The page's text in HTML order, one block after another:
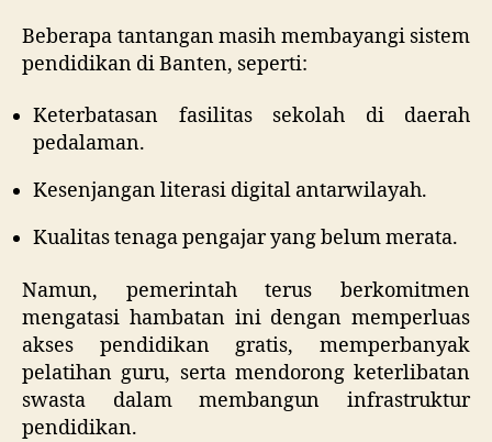
Beberapa tantangan masih membayangi sistem
pendidikan di Banten, seperti:
Keterbatasan fasilitas sekolah di daerah
pedalaman.
Kesenjangan literasi digital antarwilayah.
Kualitas tenaga pengajar yang belum merata.
Namun, pemerintah terus berkomitmen
mengatasi hambatan ini dengan memperluas
akses pendidikan gratis, memperbanyak
pelatihan guru, serta mendorong keterlibatan
swasta dalam membangun infrastruktur
pendidikan.